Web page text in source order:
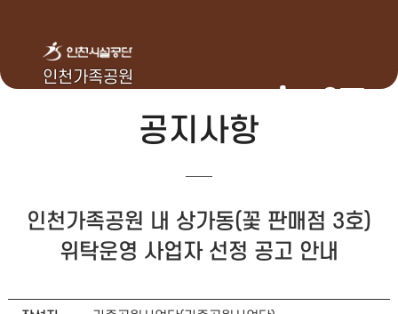
인천가족공원
공지사항
인천가족공원 내 상가동(꽃 판매점 3호)
위탁운영 사업자 선정 공고 안내